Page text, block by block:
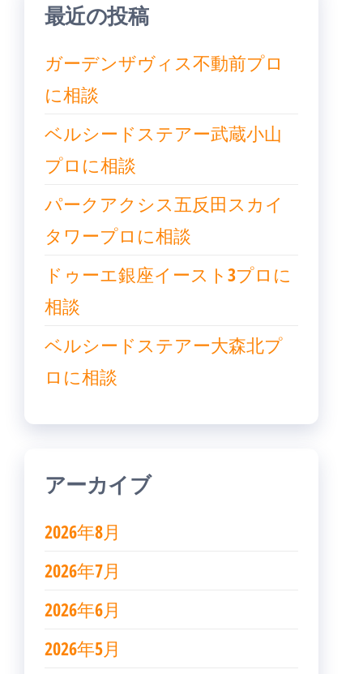
最近の投稿
ガーデンザヴィス不動前プロ
に相談
ベルシードステアー武蔵小山
プロに相談
パークアクシス五反田スカイ
タワープロに相談
ドゥーエ銀座イースト3プロに
相談
ベルシードステアー大森北プ
ロに相談
アーカイブ
2026年8月
2026年7月
2026年6月
2026年5月